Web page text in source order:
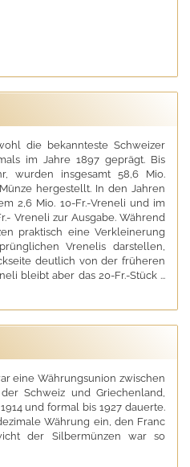
die bekannteste Schweizer
im Jahre 1897 geprägt. Bis
wurden insgesamt 58,6 Mio.
hergestellt. In den Jahren
2,6 Mio. 10-Fr.-Vreneli und im
Vreneli zur Ausgabe. Während
praktisch eine Verkleinerung
Vrenelis darstellen,
deutlich von der früheren
bleibt aber das 20-Fr.-Stück ...
eine Währungsunion zwischen
Schweiz und Griechenland,
und formal bis 1927 dauerte.
Währung ein, den Franc
der Silbermünzen war so